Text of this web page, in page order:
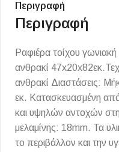
Περιγραφή
Περιγραφή
Ραφιέρα τοίχου
ανθρακί
ανθρακί Διαστάσεις:
εκ. Κατασκευασμένη από
και υψηλών αντοχών
μελαμίνης: 18mm. Τα
το περιβάλλον και την